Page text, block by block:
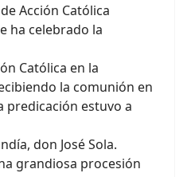
Acción Católica
ha celebrado la
Católica en la
la comunión en
predicación estuvo a
don José Sola.
grandiosa procesión